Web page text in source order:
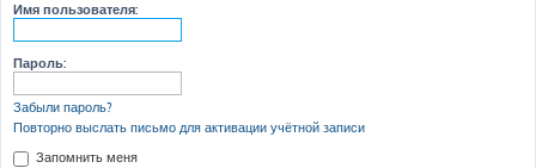
Имя пользователя:
Пароль:
Забыли пароль?
Повторно выслать письмо для активации учётной записи
Запомнить меня